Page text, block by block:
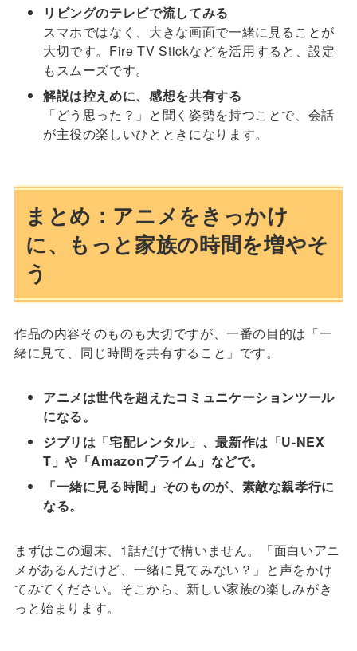
リビングのテレビで流してみる
スマホではなく、大きな画面で一緒に見ることが
大切です。Fire TV Stickなどを活用すると、設定
もスムーズです。
解説は控えめに、感想を共有する
「どう思った？」と聞く姿勢を持つことで、会話
が主役の楽しいひとときになります。
まとめ：アニメをきっかけ
に、もっと家族の時間を増やそ
う
作品の内容そのものも大切ですが、一番の目的は「一
緒に見て、同じ時間を共有すること」です。
アニメは世代を超えたコミュニケーションツール
になる。
ジブリは「宅配レンタル」、最新作は「U-NEX
T」や「Amazonプライム」などで。
「一緒に見る時間」そのものが、素敵な親孝行に
なる。
まずはこの週末、1話だけで構いません。「面白いアニ
メがあるんだけど、一緒に見てみない？」と声をかけ
てみてください。そこから、新しい家族の楽しみがき
っと始まります。